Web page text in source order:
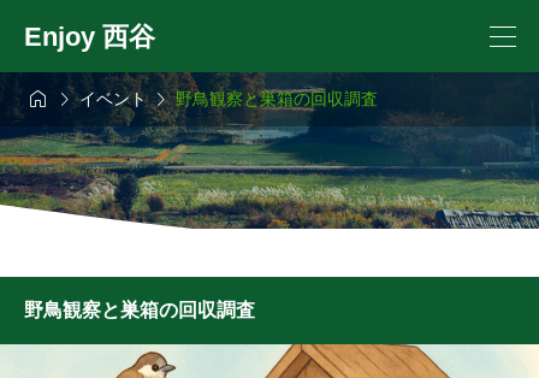
Enjoy 西谷
 イベント野鳥観察と巣箱の回収調査
野鳥観察と巣箱の回収調査